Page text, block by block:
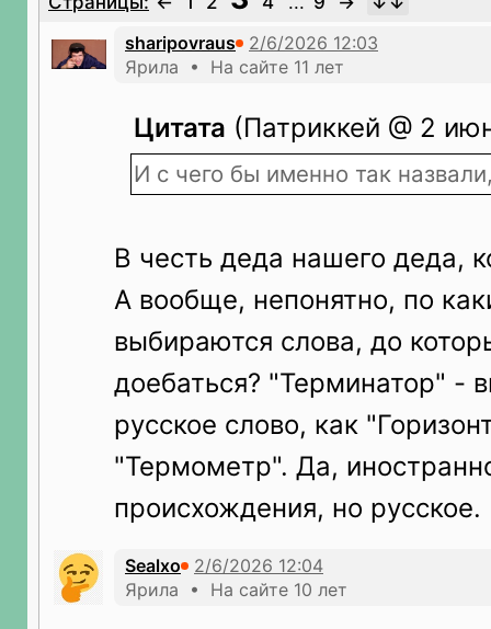
sharipovraus
Ярила • На сайте 11 лет
Цитата (Патриккей @ 2
И с чего бы именно так
В честь деда нашего деда,
А вообще, непонятно, по
выбираются слова, до
доебаться? "Терминатор" -
русское слово, как
"Термометр". Да,
происхождения, но русское.
Sealxo
Ярила • На сайте 10 лет